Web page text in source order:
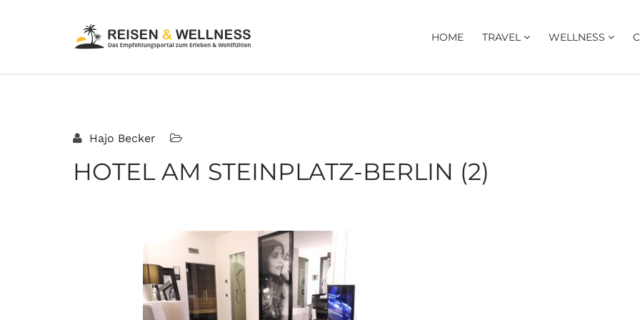
HOME TRAVEL WELLNESS
Hajo Becker
HOTEL AM STEINPLATZ-BERLIN (2)